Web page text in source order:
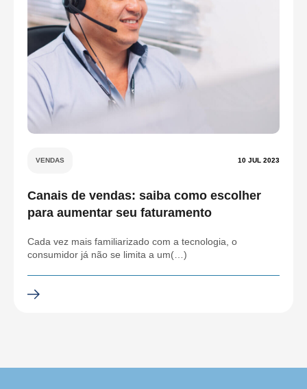
VENDAS 10 JUL 2023
Canais de vendas: saiba como escolher
para aumentar seu faturamento
Cada vez mais familiarizado com a tecnologia, o
consumidor já não se limita a um(…)